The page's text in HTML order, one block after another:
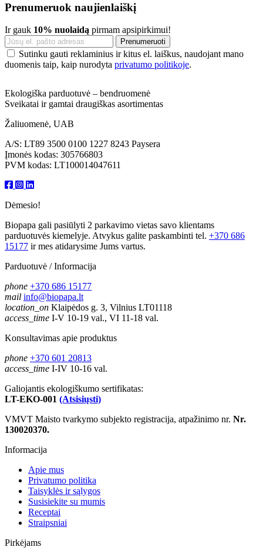
Prenumeruok naujienlaiškį
Ir gauk 10% nuolaidą pirmam apsipirkimui!
Sutinku gauti reklaminius ir kitus el. laiškus, naudojant mano
duomenis taip, kaip nurodyta privatumo politikoje.
Ekologiška parduotuvė – bendruomenė
Sveikatai ir gamtai draugiškas asortimentas
Žaliuomenė, UAB
A/S: LT89 3500 0100 1227 8243 Paysera
Įmonės kodas: 305766803
PVM kodas: LT100014047611
Dėmesio!
Biopapa gali pasiūlyti 2 parkavimo vietas savo klientams
parduotuvės kiemelyje. Atvykus galite paskambinti tel. +370 686
15177 ir mes atidarysime Jums vartus.
Parduotuvė / Informacija
phone +370 686 15177
mail info@biopapa.lt
location_on Klaipėdos g. 3, Vilnius LT01118
access_time I-V 10-19 val., VI 11-18 val.
Konsultavimas apie produktus
phone +370 601 20813
access_time I-IV 10-16 val.
Galiojantis ekologiškumo sertifikatas:
LT-EKO-001 (Atsisiųsti)
VMVT Maisto tvarkymo subjekto registracija, atpažinimo nr. Nr.
130020370.
Informacija
Apie mus
Privatumo politika
Taisyklės ir sąlygos
Susisiekite su mumis
Receptai
Straipsniai
Pirkėjams